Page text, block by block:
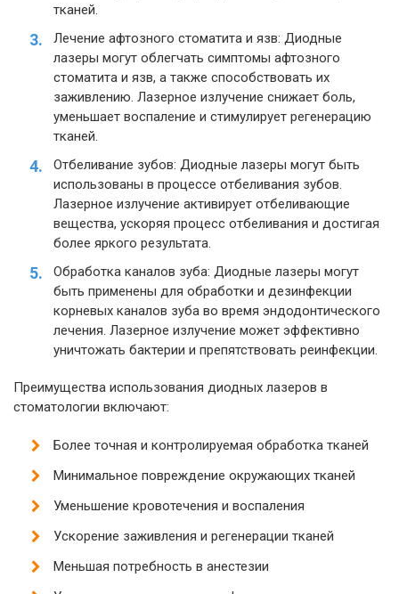
тканей.
Лечение афтозного стоматита и язв: Диодные
лазеры могут облегчать симптомы афтозного
стоматита и язв, а также способствовать их
заживлению. Лазерное излучение снижает боль,
уменьшает воспаление и стимулирует регенерацию
тканей.
Отбеливание зубов: Диодные лазеры могут быть
использованы в процессе отбеливания зубов.
Лазерное излучение активирует отбеливающие
вещества, ускоряя процесс отбеливания и достигая
более яркого результата.
Обработка каналов зуба: Диодные лазеры могут
быть применены для обработки и дезинфекции
корневых каналов зуба во время эндодонтического
лечения. Лазерное излучение может эффективно
уничтожать бактерии и препятствовать реинфекции.
Преимущества использования диодных лазеров в
стоматологии включают:
Более точная и контролируемая обработка тканей
Минимальное повреждение окружающих тканей
Уменьшение кровотечения и воспаления
Ускорение заживления и регенерации тканей
Меньшая потребность в анестезии